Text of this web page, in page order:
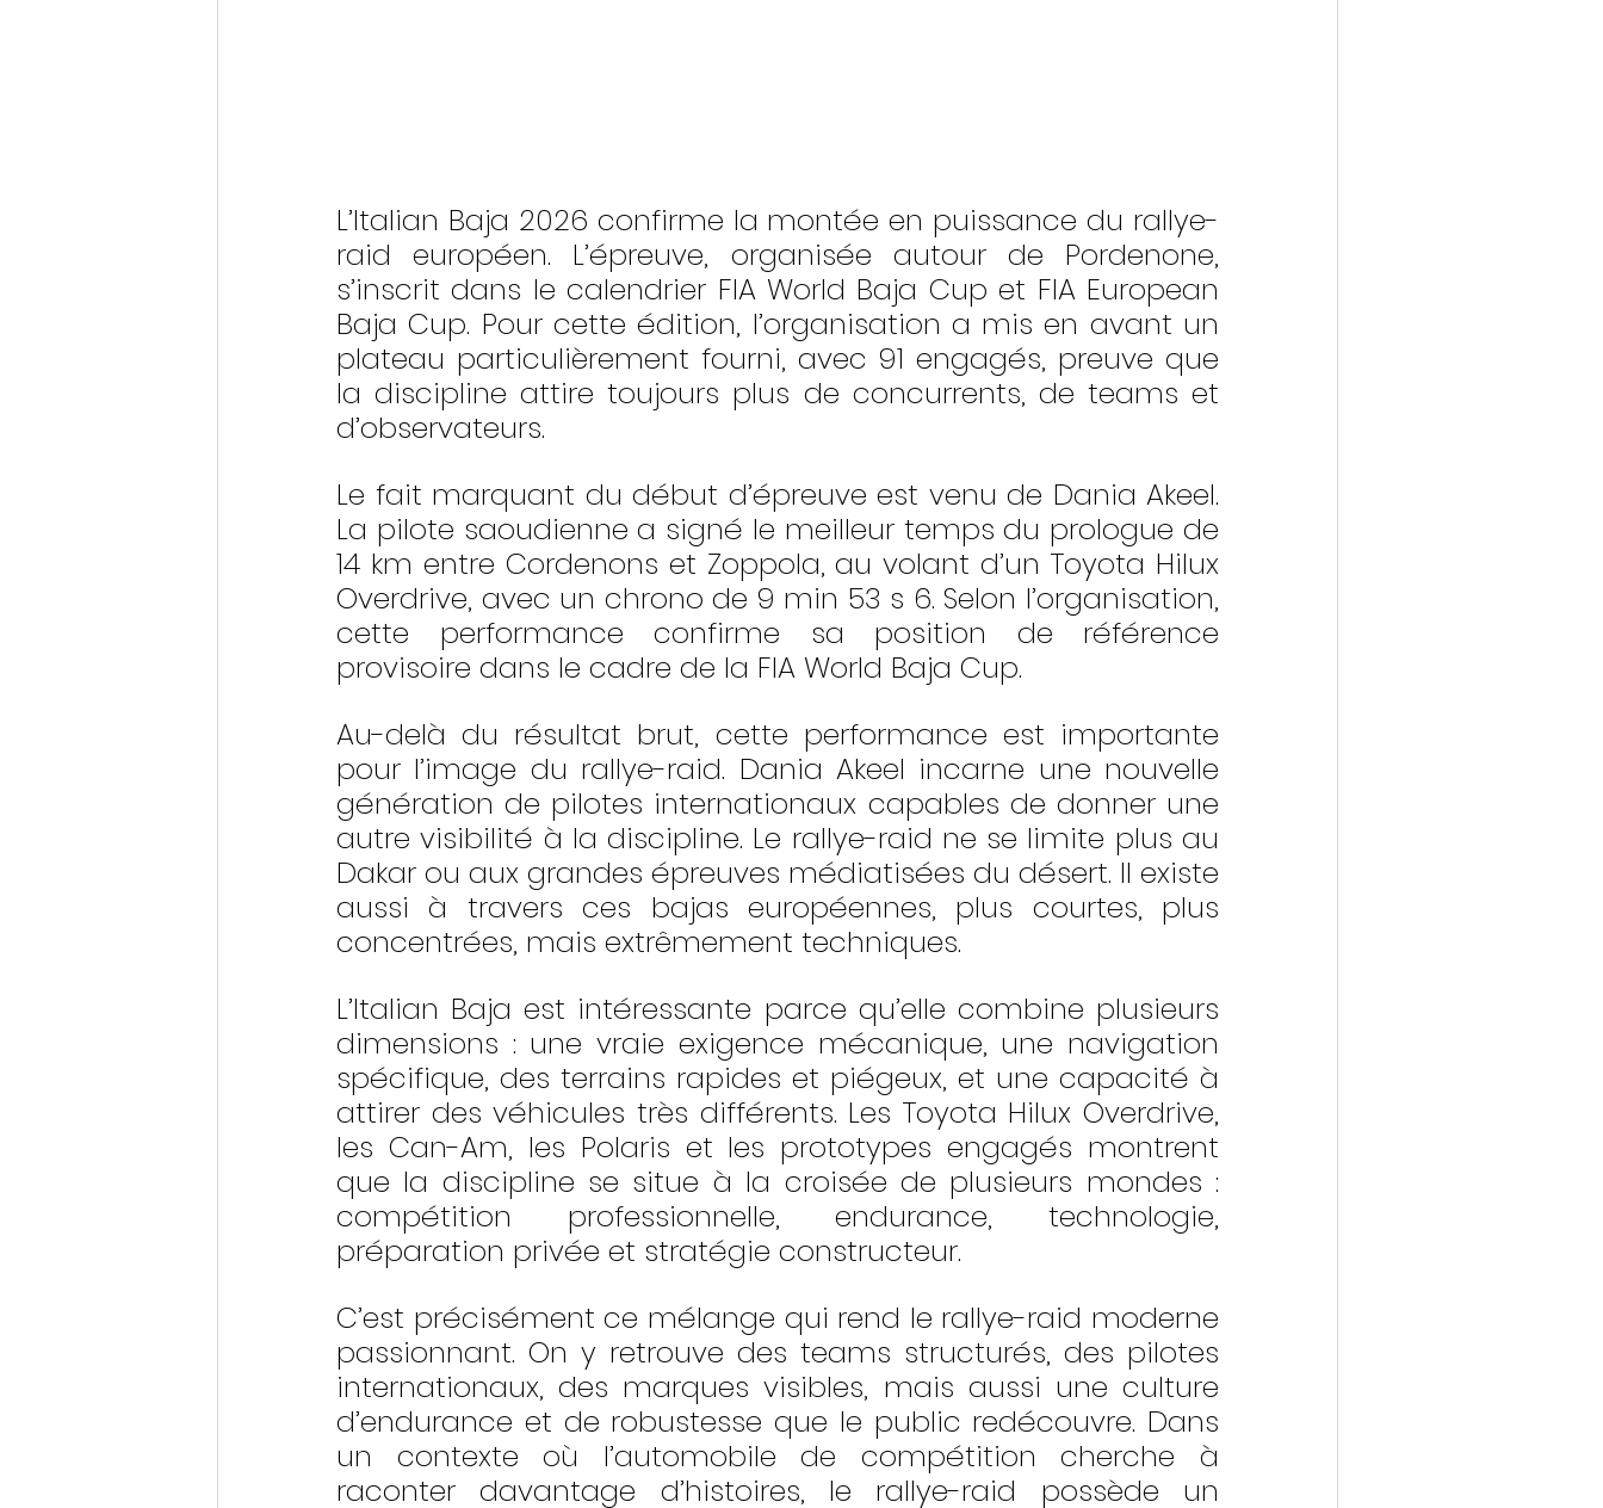
L’Italian Baja 2026 confirme la montée en puissance du rallye-
raid européen. L’épreuve, organisée autour de Pordenone,
s’inscrit dans le calendrier FIA World Baja Cup et FIA European
Baja Cup. Pour cette édition, l’organisation a mis en avant un
plateau particulièrement fourni, avec 91 engagés, preuve que
la discipline attire toujours plus de concurrents, de teams et
d’observateurs.
Le fait marquant du début d’épreuve est venu de Dania Akeel.
La pilote saoudienne a signé le meilleur temps du prologue de
14 km entre Cordenons et Zoppola, au volant d’un Toyota Hilux
Overdrive, avec un chrono de 9 min 53 s 6. Selon l’organisation,
cette performance confirme sa position de référence
provisoire dans le cadre de la FIA World Baja Cup.
Au-delà du résultat brut, cette performance est importante
pour l’image du rallye-raid. Dania Akeel incarne une nouvelle
génération de pilotes internationaux capables de donner une
autre visibilité à la discipline. Le rallye-raid ne se limite plus au
Dakar ou aux grandes épreuves médiatisées du désert. Il existe
aussi à travers ces bajas européennes, plus courtes, plus
concentrées, mais extrêmement techniques.
L’Italian Baja est intéressante parce qu’elle combine plusieurs
dimensions : une vraie exigence mécanique, une navigation
spécifique, des terrains rapides et piégeux, et une capacité à
attirer des véhicules très différents. Les Toyota Hilux Overdrive,
les Can-Am, les Polaris et les prototypes engagés montrent
que la discipline se situe à la croisée de plusieurs mondes :
compétition professionnelle, endurance, technologie,
préparation privée et stratégie constructeur.
C’est précisément ce mélange qui rend le rallye-raid moderne
passionnant. On y retrouve des teams structurés, des pilotes
internationaux, des marques visibles, mais aussi une culture
d’endurance et de robustesse que le public redécouvre. Dans
un contexte où l’automobile de compétition cherche à
raconter davantage d’histoires, le rallye-raid possède un